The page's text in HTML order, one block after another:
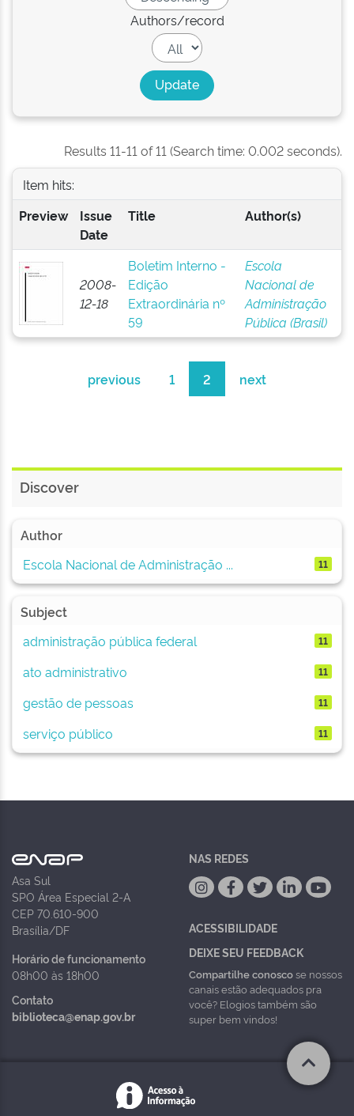
Authors/record
Results 11-11 of 11 (Search time: 0.002 seconds).
Item hits:
Preview
Issue
Date
Title Author(s)
2008-
12-18
Boletim Interno -
Edição
Extraordinária nº
59
Escola
Nacional de
Administração
Pública (Brasil)
previous 1 2 next
Discover
Author
Escola Nacional de Administração ...
11
Subject
administração pública federal
11
ato administrativo 11
gestão de pessoas 11
serviço público 11
Asa Sul
SPO Área Especial 2-A
CEP 70.610-900
Brasília/DF
Horário de funcionamento
08h00 às 18h00
Contato
biblioteca@enap.gov.br
NAS REDES
ACESSIBILIDADE
DEIXE SEU FEEDBACK
Compartilhe conoscose nossos
canais estão adequados pra
você? Elogios também são
super bem vindos!